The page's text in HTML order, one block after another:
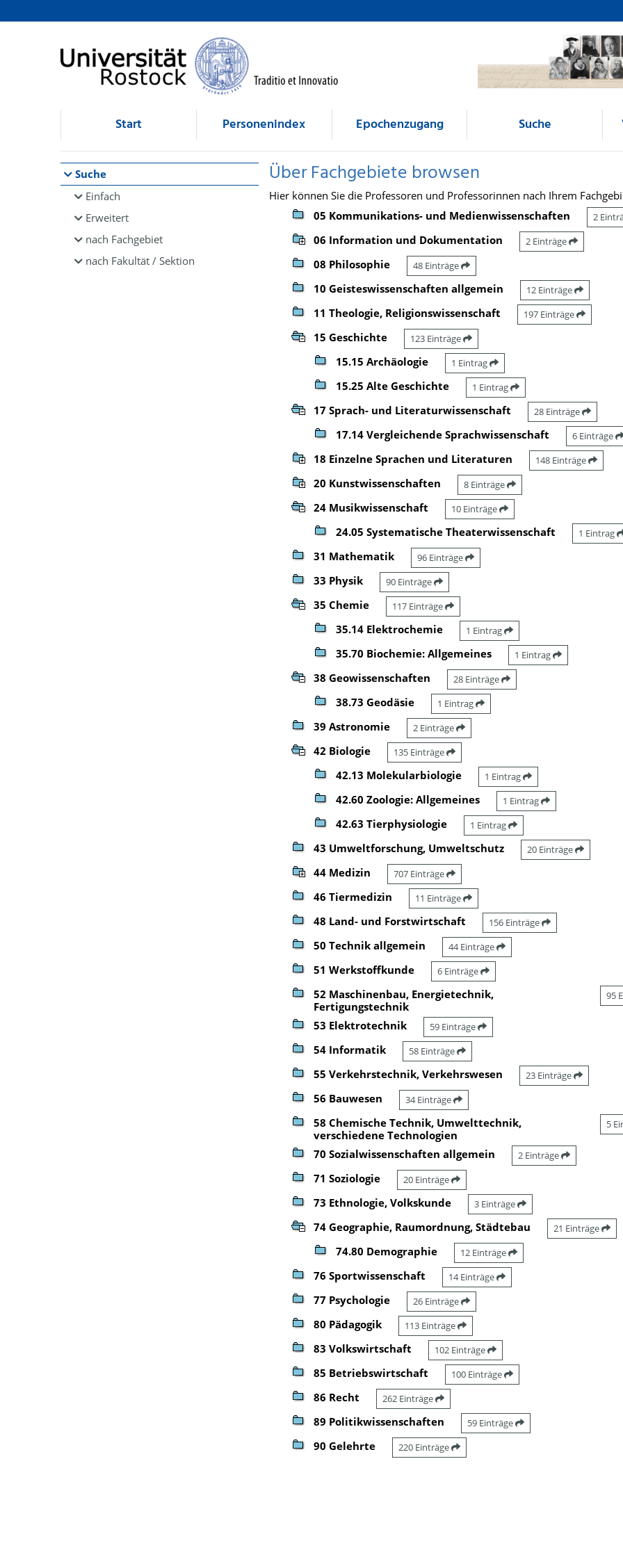
Browsen
direkt zum Inhalt
Start Personenindex Epochenzugang Suche
Suche
Einfach
Erweitert
nach Fachgebiet
nach Fakultät / Sektion
Über Fachgebiete browsen
Hier können Sie die Professoren und Professorinnen nach Ihrem
05 Kommunikations- und Medienwissenschaften
2
06 Information und Dokumentation 2 Einträge
08 Philosophie 48 Einträge
10 Geisteswissenschaften allgemein 12 Einträge
11 Theologie, Religionswissenschaft 197 Einträge
15 Geschichte 123 Einträge
15.15 Archäologie 1 Eintrag
15.25 Alte Geschichte 1 Eintrag
17 Sprach- und Literaturwissenschaft 28 Einträge
17.14 Vergleichende Sprachwissenschaft 6 Einträge
18 Einzelne Sprachen und Literaturen 148 Einträge
20 Kunstwissenschaften 8 Einträge
24 Musikwissenschaft 10 Einträge
24.05 Systematische Theaterwissenschaft 1 Eintrag
31 Mathematik 96 Einträge
33 Physik 90 Einträge
35 Chemie 117 Einträge
35.14 Elektrochemie 1 Eintrag
35.70 Biochemie: Allgemeines 1 Eintrag
38 Geowissenschaften 28 Einträge
38.73 Geodäsie 1 Eintrag
39 Astronomie 2 Einträge
42 Biologie 135 Einträge
42.13 Molekularbiologie 1 Eintrag
42.60 Zoologie: Allgemeines 1 Eintrag
42.63 Tierphysiologie 1 Eintrag
43 Umweltforschung, Umweltschutz 20 Einträge
44 Medizin 707 Einträge
46 Tiermedizin 11 Einträge
48 Land- und Forstwirtschaft 156 Einträge
50 Technik allgemein 44 Einträge
51 Werkstoffkunde 6 Einträge
52 Maschinenbau, Energietechnik,
Fertigungstechnik
95
53 Elektrotechnik 59 Einträge
54 Informatik 58 Einträge
55 Verkehrstechnik, Verkehrswesen 23 Einträge
56 Bauwesen 34 Einträge
58 Chemische Technik, Umwelttechnik,
verschiedene Technologien
5
70 Sozialwissenschaften allgemein 2 Einträge
71 Soziologie 20 Einträge
73 Ethnologie, Volkskunde 3 Einträge
74 Geographie, Raumordnung, Städtebau 21 Einträge
74.80 Demographie 12 Einträge
76 Sportwissenschaft 14 Einträge
77 Psychologie 26 Einträge
80 Pädagogik 113 Einträge
83 Volkswirtschaft 102 Einträge
85 Betriebswirtschaft 100 Einträge
86 Recht 262 Einträge
89 Politikwissenschaften 59 Einträge
90 Gelehrte 220 Einträge